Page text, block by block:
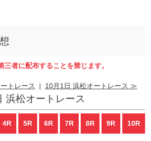
者に配布することを禁じます。
トレース | 10月1日 浜松オートレース ≫
浜松オートレース
4R 5R 6R 7R 8R 9R 10R